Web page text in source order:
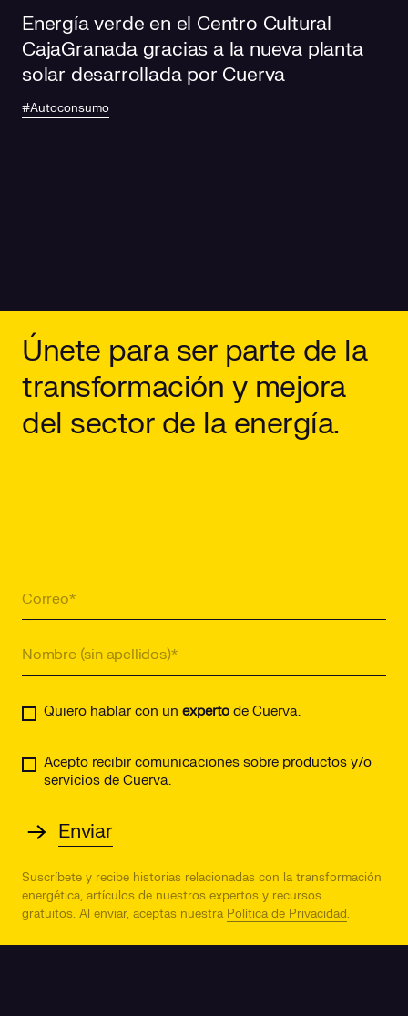
Energía verde en el Centro Cultural
CajaGranada gracias a la nueva planta
solar desarrollada por Cuerva
#Autoconsumo
Únete para ser parte de la
transformación y mejora
del sector de la energía.
Quiero hablar con un experto de Cuerva.
Acepto recibir comunicaciones sobre productos y/o
servicios de Cuerva.
Suscríbete y recibe historias relacionadas con la transformación
energética, artículos de nuestros expertos y recursos
gratuitos. Al enviar, aceptas nuestra Política de Privacidad.